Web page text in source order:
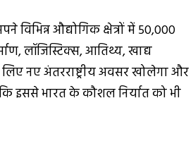
औद्योगिक क्षेत्रों में 50,000
लॉजिस्टिक्स, आतिथ्य, खाद्य
नए अंतरराष्ट्रीय अवसर खोलेगा और
इससे भारत के कौशल निर्यात को भी